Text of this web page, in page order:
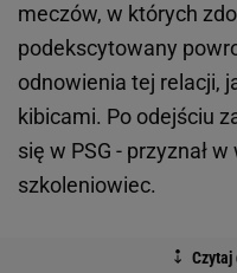
meczów, w których
podekscytowany
odnowienia tej relacji,
kibicami. Po odejściu
się w PSG - przyznał
szkoleniowiec.